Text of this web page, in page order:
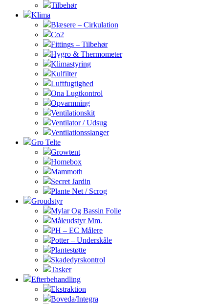
Tilbehør
Klima
Blæsere – Cirkulation
Co2
Fittings – Tilbehør
Hygro & Thermometer
Klimastyring
Kulfilter
Luftfugtighed
Ona Lugtkontrol
Opvarmning
Ventilationskit
Ventilator / Udsug
Ventilationsslanger
Gro Telte
Growtent
Homebox
Mammoth
Secret Jardin
Plante Net / Scrog
Groudstyr
Mylar Og Bassin Folie
Måleudstyr Mm.
PH – EC Målere
Potter – Underskåle
Plantestøtte
Skadedyrskontrol
Tasker
Efterbehandling
Ekstraktion
Boveda/Integra